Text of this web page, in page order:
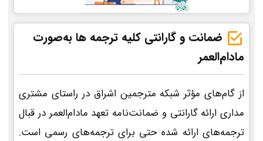
ضمانت و گارانتی کلیه ترجمه ها به‌صورت
مادام‌العمر
از گام‌های مؤثر شبکه مترجمین اشراق در راستای مشتری
مداری ارائه گارانتی و ضمانت‌نامه تعهد مادام‌العمر در قبال
ترجمه‌های ارائه شده حتی برای ترجمه‌های رسمی است.